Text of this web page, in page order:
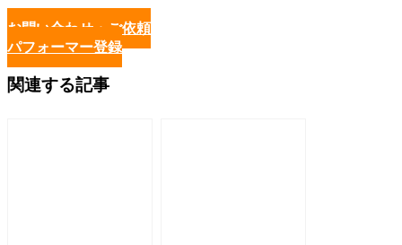
お問い合わせ・ご依頼
パフォーマー登録
関連する記事